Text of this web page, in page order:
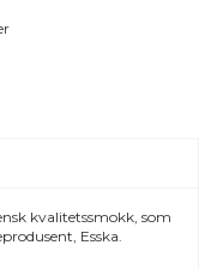
kvalitetssmokk, som
Esska.